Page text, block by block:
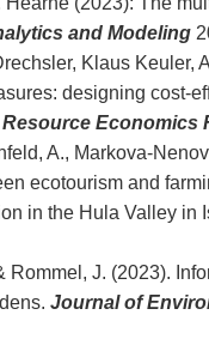
and Modeling
Klaus Keuler,
designing cost-
Economics
A., Markova-
ecotourism and
in the Hula Valley in
Rommel, J. (2023).
Journal of